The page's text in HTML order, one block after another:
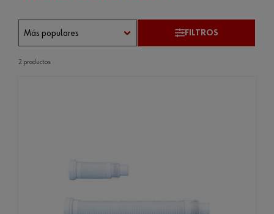
FILTROS
2 productos